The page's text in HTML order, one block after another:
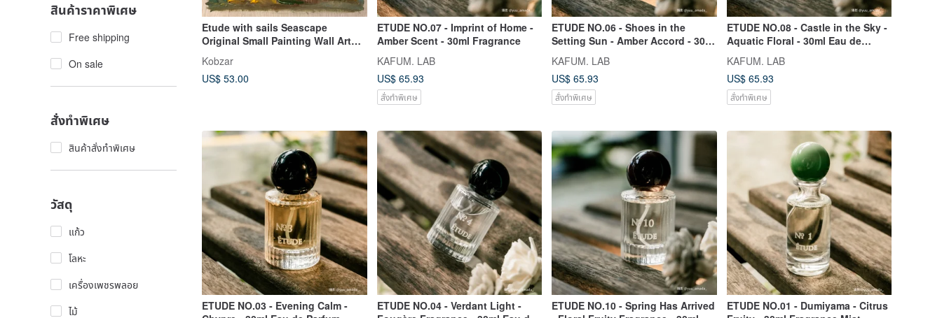
สินค้าราคาพิเศษ
Free shipping
On sale
สั่งทำพิเศษ
สินค้าสั่งทำพิเศษ
วัสดุ
แก้ว
โลหะ
เครื่องเพชรพลอย
ไม้
Etude with sails Seascape
Original Small Painting Wall Art
Kobzar
US$ 53.00
ETUDE NO.07 - Imprint of Home -
Amber Scent - 30ml Fragrance
KAFUM. LAB
US$ 65.93
สั่งทำพิเศษ
ETUDE NO.06 - Shoes in the
Setting Sun - Amber Accord - 30ml
KAFUM. LAB
US$ 65.93
สั่งทำพิเศษ
ETUDE NO.08 - Castle in the Sky -
Aquatic Floral - 30ml Eau de
KAFUM. LAB
US$ 65.93
สั่งทำพิเศษ
ETUDE NO.03 - Evening Calm -
ETUDE NO.04 - Verdant Light -
ETUDE NO.10 - Spring Has Arrived
ETUDE NO.01 - Dumiyama - Citrus